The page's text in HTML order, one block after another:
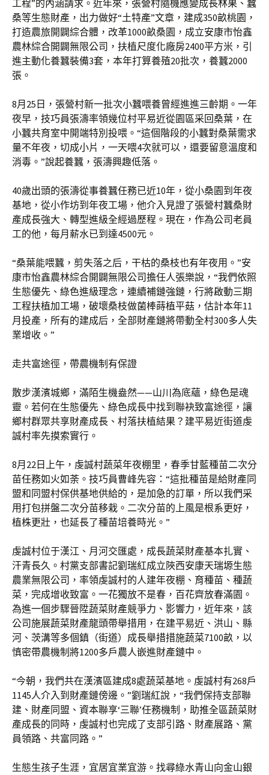
工程”的內涵請求。近年來，張營村隨機應變成長林果、蠶
桑等生態財產，出力做好“土特產”文章，建成350畝桃園，
打造農旅開闢綜合體，改革1000畝桑園，成立安康市怡鑫
農林綜合開闢無限公司，扶植尺度化廠房2400平方米，引
進主動化養蠶裝備3套，本年打算養殖20批次，養蠶2000
張。
8月25日，張營村新一批次小蠶喂養曾經進進三齡期。一年
夜早，技巧員張濤率領幾位村平易近從園區采回桑葉，在
小蠶共育室中開端特別投喂。“這個階段的小蠶對桑葉需求
量不年夜，切成小片，一天喂4次就可以，還要留意溫度和
消毒。”說起養蠶，張濤興趣低落。
40歲出頭的張濤從事養蠶任務已近10年，從小桑園到年夜
基地，從小作坊到年夜工場，他介入見證了張營村蠶桑財
產成長強大、轉型進級全經過歷程。現在，作為公司老員
工的他，每月薪水已到達4500元。
“桑葉能喂蠶，剪失落之后，干枯的桑枝也有年夜用。”安
康市怡鑫農林綜合開闢無限公司擔任人張樂說，“我們依照
生態優先、綠色進級理念，連續補鏈強鏈，行將啟動三期
工程扶植加工場，破壞桑枝做菌棒蒔植平菇，估計本年11
月投產，所有的建成后，全部財產鏈將帶動全村300多人失
業增收。”
走共富途徑，帶農機制有保證
散步漢濱城鄉，滿陌生機盎然——山川為底蘊，綠色是魂
靈。若何在生態優先、綠色成長中找到聯袂致富途徑，讓
鄉村群眾共享財產成長、村落扶植結果？建平易近街道虔
誠村率先摸索實行。
8月22日上午，虔誠村蔬菜年夜棚里，春季甘藍種苗二次分
苗任務如火如荼。技巧員曹峰先容：“這批種苗是給財產同
盟和同盟村保供基地供給的，是加急的訂單，所以我們采
用打包拼盤二次分苗移栽。二次分苗的上風是根系更好，
植株更壯，也延長了種苗培養時光。”
虔誠村位于漢江、月河交匯處，成長蔬菜財產基本扎實、
汗青長久。村黨支部書記劉瑞紅成立陜西安康天瑞塬生態
農業無限公司，率領虔誠村的人建年夜棚、育種苗、種蔬
菜，完成增收致富。一花獨放不是春，百花齊放春滿園。
為進一個步驟晉陞蔬菜財產競爭力、影響力，近年來，該
公司施展蔬菜財產龍頭帶舉措用，在建平易近、洪山、縣
河、茨溝等多個鎮（街道）成長舉措措施蔬菜7100畝，以
慎密帶農機制將1200多戶農人嵌進財產鏈中。
“今朝，我們共在漢濱區建成8處蔬菜基地。虔誠村有268戶
1145人介入到財產鏈傍邊。”劉瑞紅說，“我們保持支部聯
建、財產同盟、資本聯享‘三聯’任務機制，助推全區蔬菜財
產成長的同時，虔誠村也完成了支部引路、財產展路、黨
員領路、共富同路。”
生態生孩子生涯，宜居宜業宜游。找尋綠水青山向金山銀